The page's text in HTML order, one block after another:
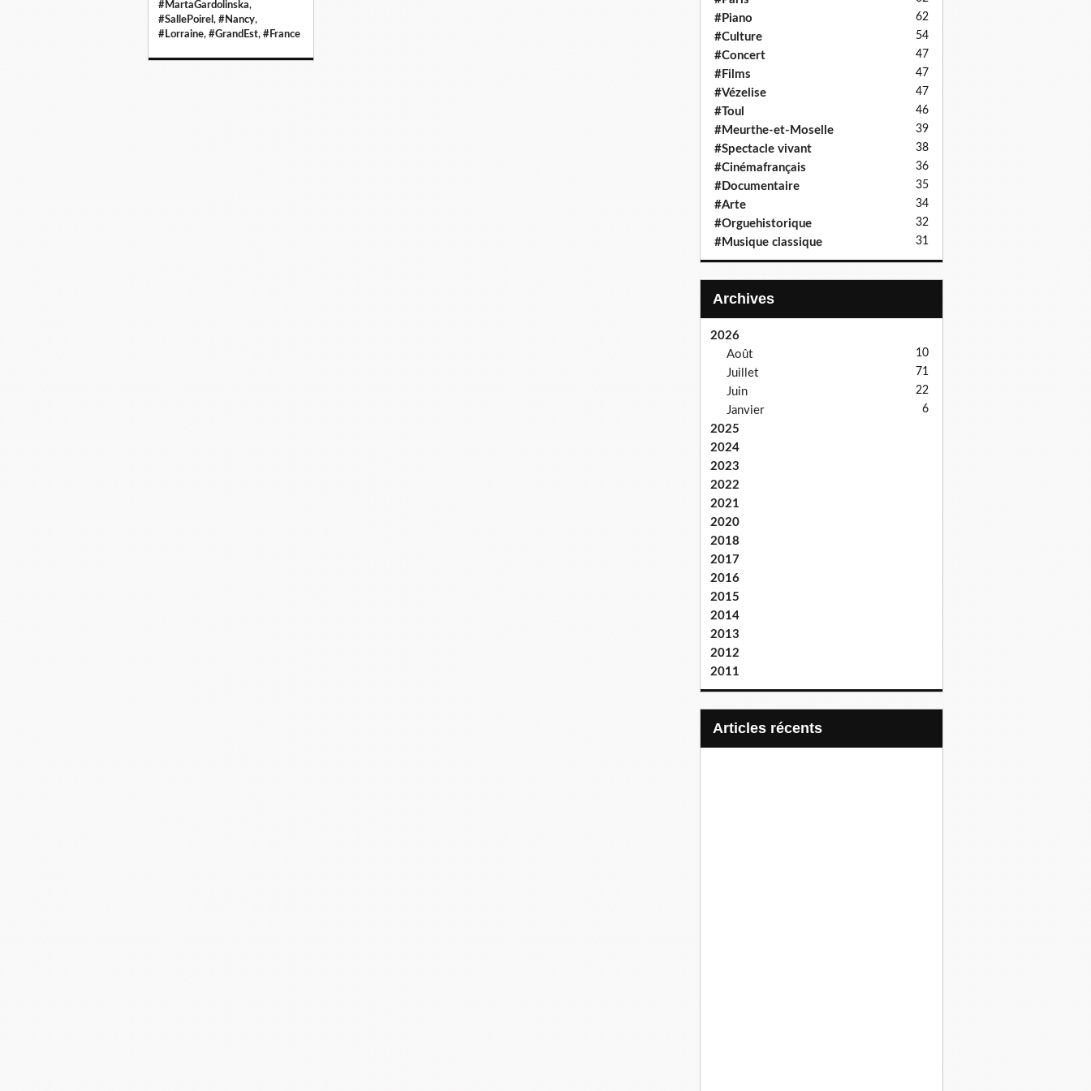
#MartaGardolinska,
#SallePoirel , #Nancy,
#Lorraine, #GrandEst, #France
#Piano 62
#Culture 54
#Concert 47
#Films 47
#Vézelise 47
#Toul 46
#Meurthe-et-Moselle 39
#Spectacle vivant 38
#Cinémafrançais 36
#Documentaire 35
#Arte 34
#Orguehistorique 32
#Musique classique 31
Archives
2026
Août
10
Juillet 71
Juin 22
Janvier 6
2025
2024
2023
2022
2021
2020
2018
2017
2016
2015
2014
2013
2012
2011
articles récents